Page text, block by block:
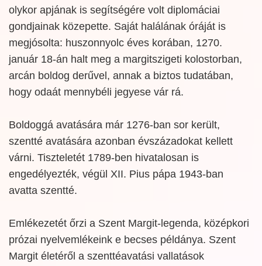
olykor apjának is segítségére volt diplomáciai
gondjainak közepette. Saját halálának óráját is
megjósolta: huszonnyolc éves korában, 1270.
január 18-án halt meg a margitszigeti kolostorban,
arcán boldog derűvel, annak a biztos tudatában,
hogy odaát mennybéli jegyese vár rá.
Boldoggá avatására már 1276-ban sor került,
szentté avatására azonban évszázadokat kellett
várni. Tiszteletét 1789-ben hivatalosan is
engedélyezték, végül XII. Pius pápa 1943-ban
avatta szentté.
Emlékezetét őrzi a Szent Margit-legenda, középkori
prózai nyelvemlékeink e becses példánya. Szent
Margit életéről a szenttéavatási vallatások